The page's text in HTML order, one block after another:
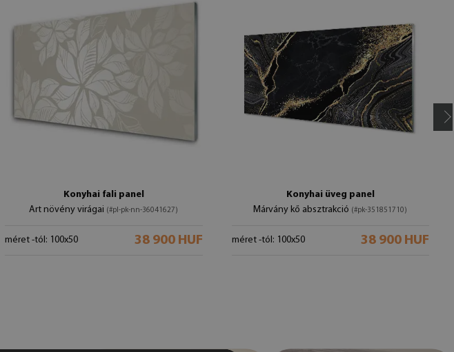
Konyhai fali panel
Art növény virágai (#pl-pk-nn-36041627)
méret -tól: 100x50 38 900 HUF
Konyhai üveg panel
Márvány kő absztrakció (#pk-351851710)
méret -tól: 100x50 38 900 HUF